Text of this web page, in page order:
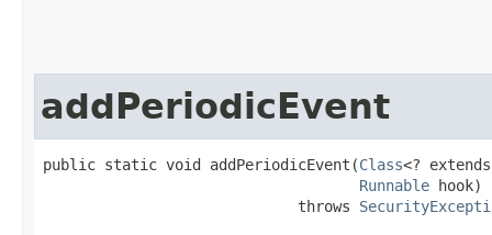
addPeriodicEvent
public static void addPeriodicEvent​(Class<?
Runnable hook)
                             throws